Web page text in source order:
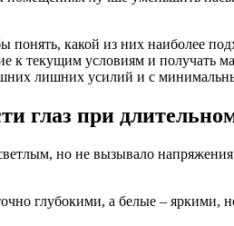
какой из них наиболее
к текущим условиям и получать
лишних усилий и с
глаз при
но не вызывало
глубокими, а белые –